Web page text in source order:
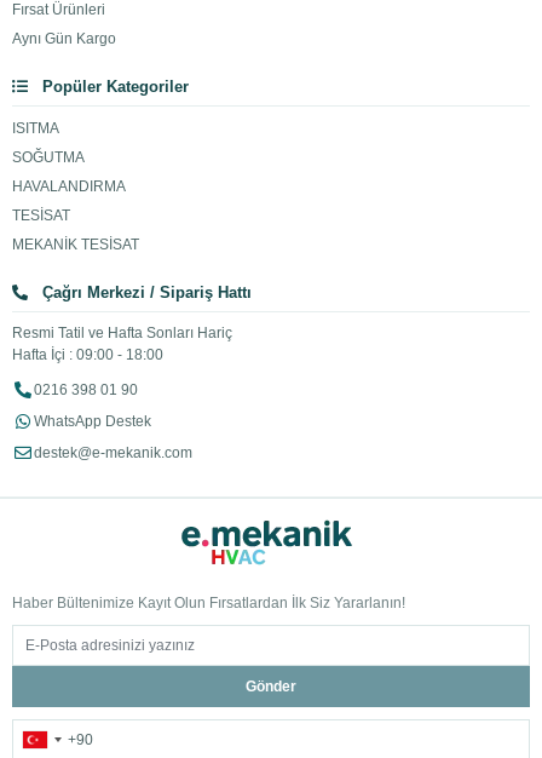
Fırsat Ürünleri
Aynı Gün Kargo
Popüler Kategoriler
ISITMA
SOĞUTMA
HAVALANDIRMA
TESİSAT
MEKANİK TESİSAT
Çağrı Merkezi / Sipariş Hattı
Resmi Tatil ve Hafta Sonları Hariç
Hafta İçi : 09:00 - 18:00
0216 398 01 90
WhatsApp Destek
destek@e-mekanik.com
Haber Bültenimize Kayıt Olun Fırsatlardan İlk Siz Yararlanın!
Gönder